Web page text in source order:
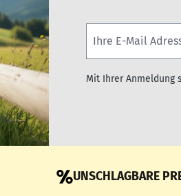
Mit Ihrer Anmeldung
UNSCHLAGBARE